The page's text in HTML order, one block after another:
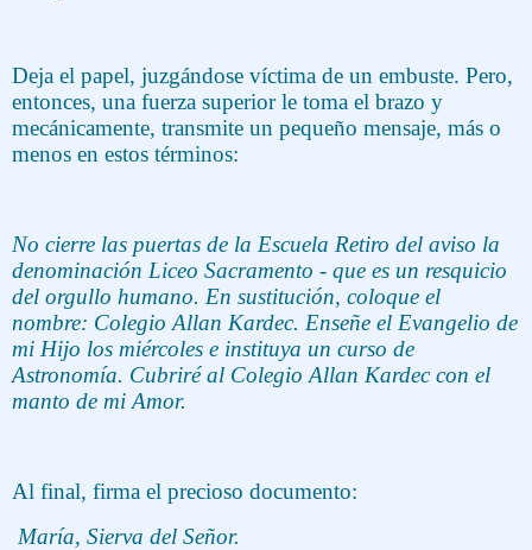
Deja el papel, juzgándose víctima de un embuste. Pero,
entonces, una fuerza superior le toma el brazo y
mecánicamente, transmite un pequeño mensaje, más o
menos en estos términos:
No cierre las puertas de la Escuela Retiro del aviso la
denominación Liceo Sacramento - que es un resquicio
del orgullo humano. En sustitución, coloque el
nombre: Colegio Allan Kardec. Enseñe el Evangelio de
mi Hijo los miércoles e instituya un curso de
Astronomía. Cubriré al Colegio Allan Kardec con el
manto de mi Amor.
Al final, firma el precioso documento:
María, Sierva del Señor.